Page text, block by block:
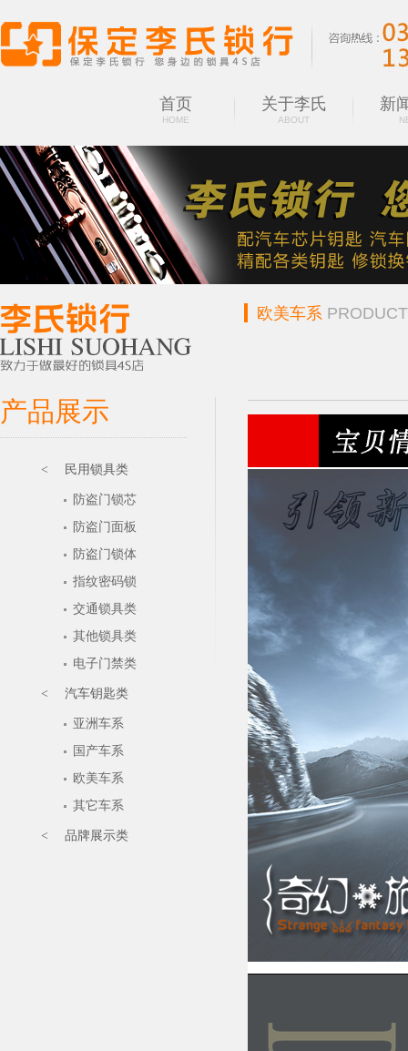
首页
HOME
关于李氏
ABOUT
新
产品展示
< 民用锁具类
防盗门锁芯
防盗门面板
防盗门锁体
指纹密码锁
交通锁具类
其他锁具类
电子门禁类
< 汽车钥匙类
亚洲车系
国产车系
欧美车系
其它车系
< 品牌展示类
欧美车系